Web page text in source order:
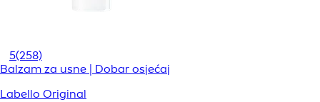
5(258)
Balzam za usne | Dobar osjećaj
Labello Original